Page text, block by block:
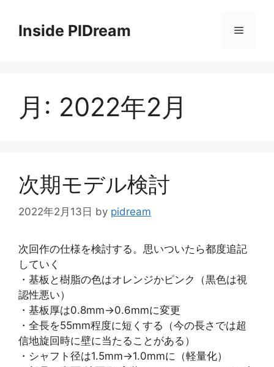
Inside PIDream メ
月: 2022年2月
次期モデル検討
2022年2月13日 by pidream
次回作の仕様を検討する。思いついたら都度追記
していく
・基板と樹脂の色はオレンジかピンク（黒色は視
認性悪い）
・基板厚は0.8mm->0.6mmに変更
・全長を55mm程度に短くする（今の長さでは超
信地旋回時に壁に当たることがある）
・シャフト径は1.5mm->1.0mmに（軽量化）